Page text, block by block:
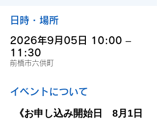
日時・場所
2026年9月05日 10:00 –
11:30
前橋市六供町
イベントについて
《お申し込み開始日　8月1日